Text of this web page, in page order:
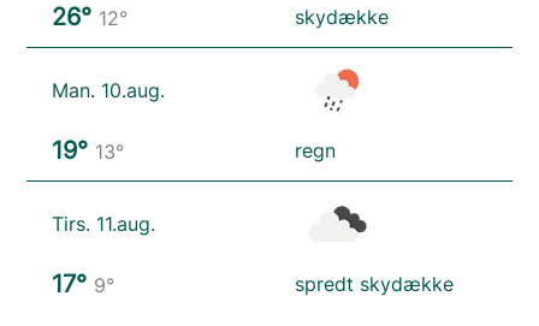
26° 12° skydække
Man. 10.aug.
19° 13° regn
Tirs. 11.aug.
17° 9° spredt skydække